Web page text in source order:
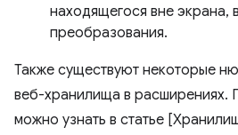
находящегося вне экрана,
преобразования.
Также существуют некоторые
веб-хранилища в расширениях.
можно узнать в статье